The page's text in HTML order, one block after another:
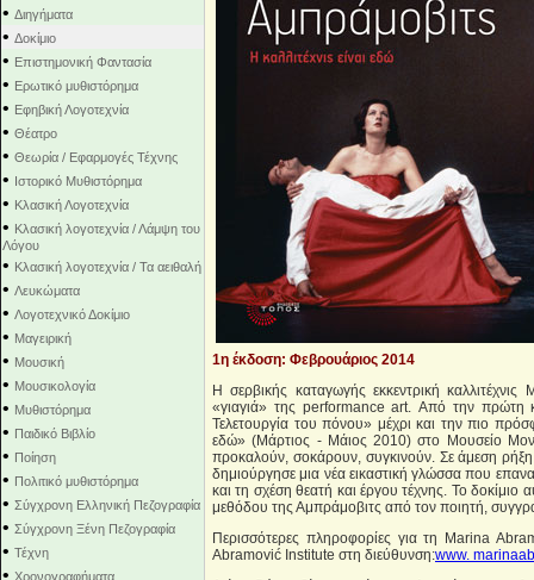
• Διηγήματα
• Δοκίμιο
• Επιστημονική Φαντασία
• Ερωτικό μυθιστόρημα
• Εφηβική Λογοτεχνία
• Θέατρο
• Θεωρία / Εφαρμογές Τέχνης
• Ιστορικό Μυθιστόρημα
• Κλασική Λογοτεχνία
• Κλασική λογοτεχνία / Λάμψη του
Λόγου
• Κλασική λογοτεχνία / Τα αειθαλή
• Λευκώματα
• Λογοτεχνικό Δοκίμιο
• Μαγειρική
• Μουσική
• Μουσικολογία
• Μυθιστόρημα
• Παιδικό Βιβλίο
• Ποίηση
• Πολιτικό μυθιστόρημα
• Σύγχρονη Ελληνική Πεζογραφία
• Σύγχρονη Ξένη Πεζογραφία
• Τέχνη
• Χρονογραφήματα
1η έκδοση: Φεβρουάριος 2014
Η σερβικής καταγωγής εκκεντρική
«γιαγιά» της performance art. Από την πρώτη
Τελετουργία του πόνου» μέχρι και την πιο
εδώ» (Μάρτιος - Μάιος 2010) στο Μουσείο
προκαλούν, σοκάρουν, συγκινούν. Σε άμεση ρήξη
δημιούργησε μια νέα εικαστική γλώσσα που
και τη σχέση θεατή και έργου τέχνης. Το δοκίμιο
μεθόδου της Αμπράμοβιτς από τον ποιητή,
Περισσότερες πληροφορίες για τη Marina
Abramović Institute στη διεύθυνση:www.